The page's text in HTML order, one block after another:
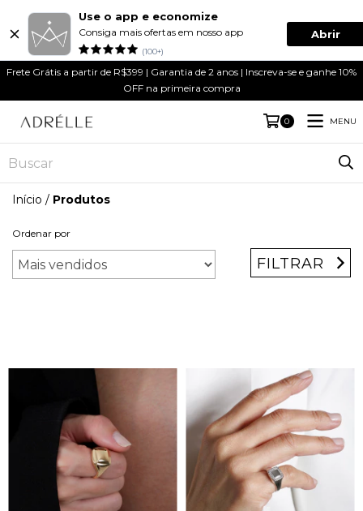
Use o app e economize
Consiga mais ofertas em nosso app
(100+)
Abrir
Frete Grátis a partir de R$399 | Garantia de 2 anos | Inscreva-se e ganhe 10%
OFF na primeira compra
0 MENU
Início / Produtos
Ordenar por
FILTRAR